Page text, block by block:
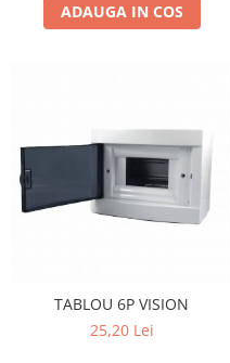
ADAUGA IN COS
TABLOU 6P VISION
25,20 Lei